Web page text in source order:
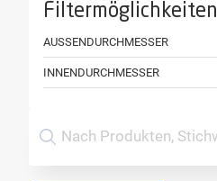
Filtermöglichkeiten
AUSSENDURCHMESSER
INNENDURCHMESSER